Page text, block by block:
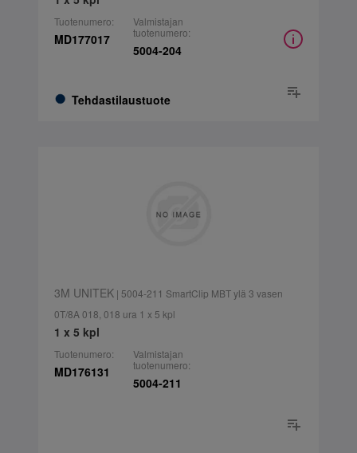
Tuotenumero:
MD177017
Tehdastilaustuote
Valmistajan
tuotenumero:
5004-204
3M UNITEK| 5004-211 SmartClip MBT ylä 3 vasen
0T/8A 018, 018 ura 1 x 5 kpl
1 x 5 kpl
Tuotenumero:
MD176131
Valmistajan
tuotenumero:
5004-211